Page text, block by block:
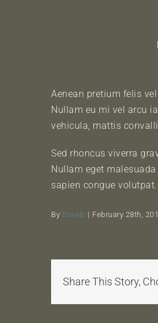
Aenean pretium felis
Nullam eu mi vel arcu
vehicula, mattis
Sed rhoncus viverra
Nullam eget
sapien congue volutpat.
By EliseB | February 28th,
Share This Story,